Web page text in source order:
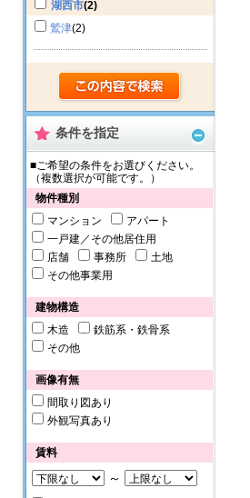
湖西市(2)
鷲津(2)
条件を指定
■ご希望の条件をお選びください。
（複数選択が可能です。）
物件種別
マンション
アパート
一戸建／その他居住用
店舗
事務所
土地
その他事業用
建物構造
木造
鉄筋系・鉄骨系
その他
画像有無
間取り図あり
外観写真あり
賃料
～